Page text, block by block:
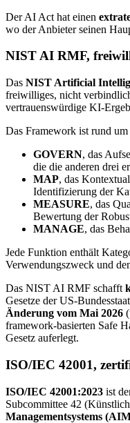
Der AI Act hat einen
wo der Anbieter seinen
NIST AI RMF,
Das NIST Artificial
freiwilliges, nicht
vertrauenswürdige KI-
Das Framework ist rund um
GOVERN, das
die die anderen drei
MAP, das
Identifizierung der
MEASURE, das
Bewertung der
MANAGE, das
Jede Funktion enthält
Verwendungszweck und
Das NIST AI RMF schafft
Gesetze der US-
Änderung vom Mai 2026
framework-basierten Safe
Gesetz auferlegt.
ISO/IEC 42001,
ISO/IEC 42001:2023 ist
Subcommittee 42
Managementsystems